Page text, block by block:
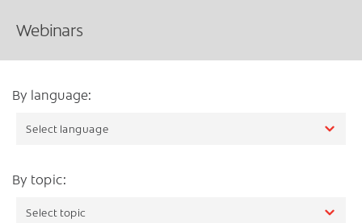
By language:
By topic:
Webinars